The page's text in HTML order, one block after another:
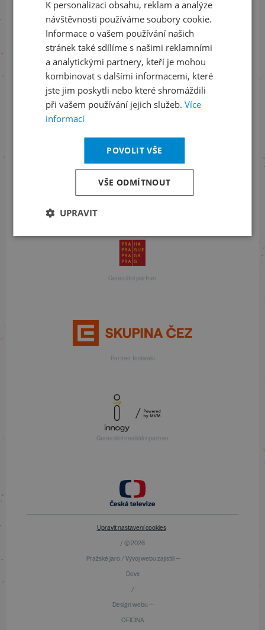
Informace o programu
+420 257 310 414
S finanční podporou
Generální partner
Partner festivalu
Generální mediální partner
Upravit nastavení cookies
/ © 2026
Pražské jaro / Vývoj webu zajistili —
Devx
/
Design webu —
OFICINA
ENGLISH
K personalizaci obsahu, reklam a analýze
návštěvnosti používáme soubory cookie.
Informace o vašem používání našich
stránek také sdílíme s našimi reklamními
a analytickými partnery, kteří je mohou
kombinovat s dalšími informacemi, které
jste jim poskytli nebo které shromáždili
při vašem používání jejich služeb. Více
informací
POVOLIT VŠE
VŠE ODMÍTNOUT
UPRAVIT